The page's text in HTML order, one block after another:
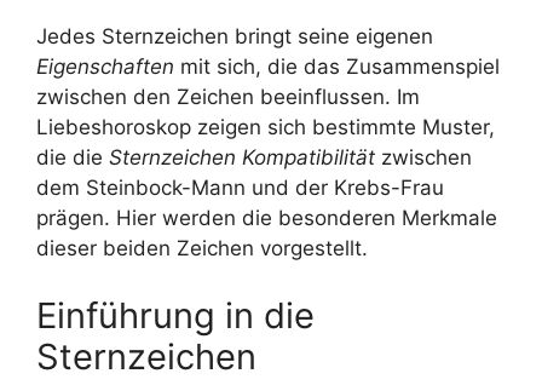
Jedes Sternzeichen bringt seine eigenen
Eigenschaften mit sich, die das Zusammenspiel
zwischen den Zeichen beeinflussen. Im
Liebeshoroskop zeigen sich bestimmte Muster,
die die Sternzeichen Kompatibilität zwischen
dem Steinbock-Mann und der Krebs-Frau
prägen. Hier werden die besonderen Merkmale
dieser beiden Zeichen vorgestellt.
Einführung in die
Sternzeichen